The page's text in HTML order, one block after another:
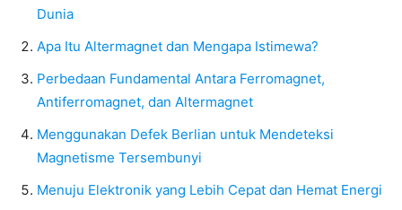
Dunia
Apa Itu Altermagnet dan Mengapa Istimewa?
Perbedaan Fundamental Antara Ferromagnet,
Antiferromagnet, dan Altermagnet
Menggunakan Defek Berlian untuk Mendeteksi
Magnetisme Tersembunyi
Menuju Elektronik yang Lebih Cepat dan Hemat Energi